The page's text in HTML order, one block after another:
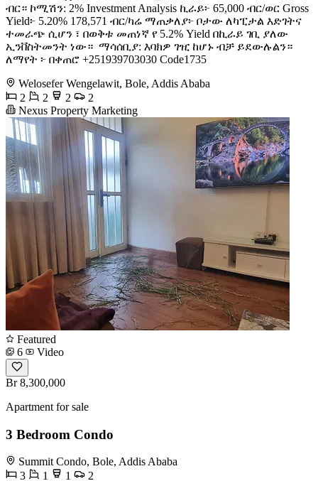
ብር። ኮሚሽን: 2% Investment Analysis ኪራይ፦ 65,000 ብር/ወር Gross
Yield፦ 5.20% 178,571 ብር/ካሬ ማጠቃለያ፦ ቦታው ለካፒታል እድገትና
ተመራጭ ሲሆን ፣ በወቅቱ መጠነኛ የ 5.2% Yield በኪራይ ገቢ ያለው
ኢንቨስትመንት ነው። ️ ማሳሰቢያ: እባክዎ ገዢ ከሆኑ ብቻ ይደውሉልን። ️
ለማየት ፦ በቀጠሮ +251939703030 Code1735
Welosefer Wengelawit, Bole, Addis Ababa
2
2 2
2
Nexus Property Marketing
Featured
6
Video
Br 8,300,000
Apartment for sale
3 Bedroom Condo
Summit Condo, Bole, Addis Ababa
3
1 1 2